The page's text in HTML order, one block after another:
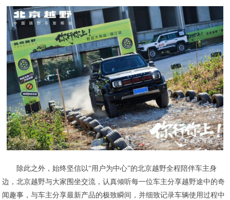
除此之外，始终坚信以“用户为中心”的北京越野全程陪伴车主身
边，北京越野与大家围坐交流，认真倾听每一位车主分享越野途中的奇
闻趣事，与车主分享最新产品的极致瞬间，并细致记录车辆使用过程中